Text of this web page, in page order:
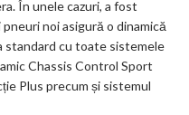
În unele cazuri, a fost
noi asigură o dinamică
standard cu toate sistemele
Chassis Control Sport
Plus precum și sistemul